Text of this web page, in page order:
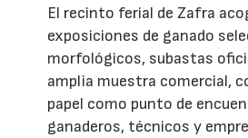
El recinto ferial de Zafra
exposiciones de ganado
morfológicos, subastas
amplia muestra comercial,
papel como punto de
ganaderos, técnicos y